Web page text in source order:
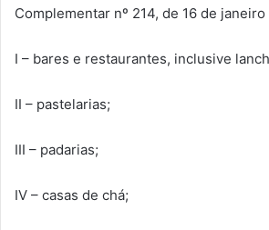
Complementar nº 214, de 16 de
I – bares e restaurantes, inclusive
II – pastelarias;
III – padarias;
IV – casas de chá;